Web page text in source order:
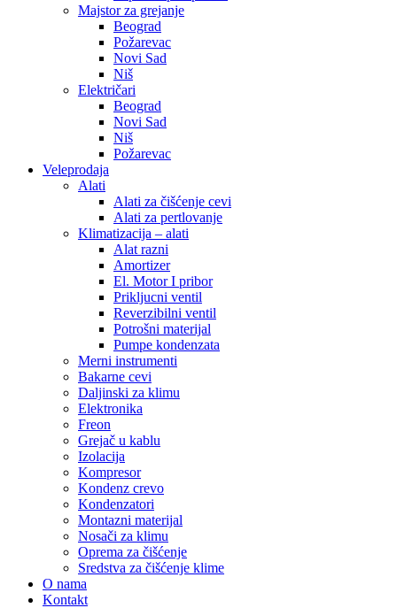
Majstor za grejanje
Beograd
Požarevac
Novi Sad
Niš
Električari
Beograd
Novi Sad
Niš
Požarevac
Veleprodaja
Alati
Alati za čišćenje cevi
Alati za pertlovanje
Klimatizacija – alati
Alat razni
Amortizer
El. Motor I pribor
Prikljucni ventil
Reverzibilni ventil
Potrošni materijal
Pumpe kondenzata
Merni instrumenti
Bakarne cevi
Daljinski za klimu
Elektronika
Freon
Grejač u kablu
Izolacija
Kompresor
Kondenz crevo
Kondenzatori
Montazni materijal
Nosači za klimu
Oprema za čišćenje
Sredstva za čišćenje klime
O nama
Kontakt